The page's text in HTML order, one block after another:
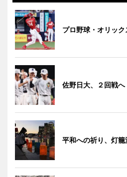
プロ野球・オリッ
佐野日大、２回戦
平和への祈り、灯籠